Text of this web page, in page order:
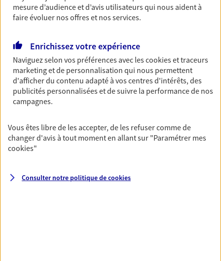
Multirisque Entreprise
assurance multirisque entreprise. Un contrat
unique pour protéger vos locaux, matériels pro,
équipements et stocks… sans oublier votre
responsabilité civile.
Découvrir l'offre Multirisque Entreprise
mesure d’audience et d’avis utilisateurs qui nous aident à
faire évoluer nos offres et nos services.
Enrichissez votre expérience
Naviguez selon vos préférences avec lescookies et traceurs
marketing et de personnalisation qui nous permettent
d'afficher du contenu adapté à vos centres d'intérêts, des
publicités personnalisées et de suivre la performance de nos
campagnes.
Vous êtes libre de les accepter, de les refuser comme de
changer d'avis à tout moment en allant sur "Paramétrer mes
cookies"
Consulter notre politique decookies